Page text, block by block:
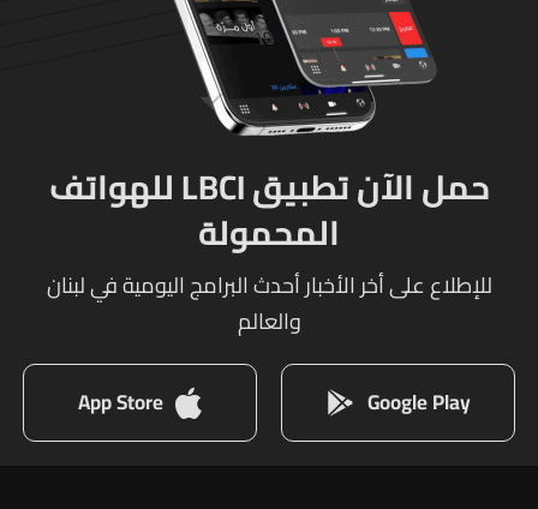
حمل الآن تطبيق LBCI للهواتف
المحمولة
للإطلاع على أخر الأخبار أحدث البرامج اليومية في لبنان
والعالم
Google Play
App Store